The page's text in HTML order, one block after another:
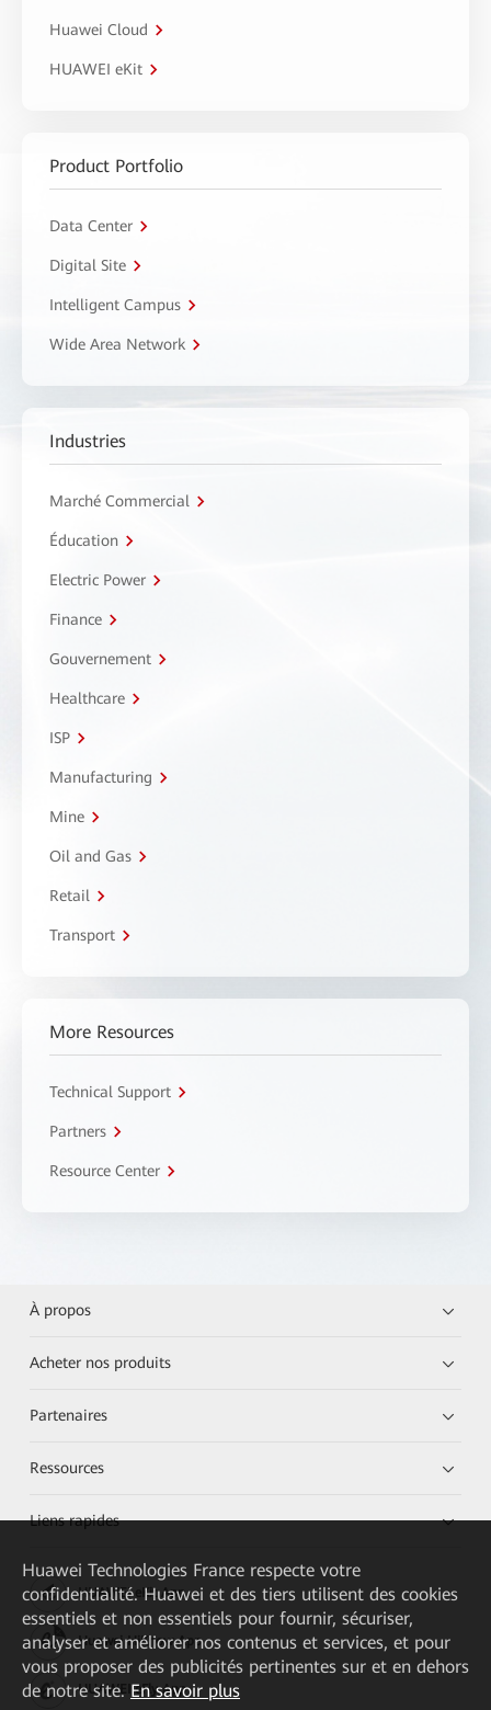
Huawei Cloud
HUAWEI eKit
Product Portfolio
Data Center
Digital Site
Intelligent Campus
Wide Area Network
Industries
Marché Commercial
Éducation
Electric Power
Finance
Gouvernement
Healthcare
ISP
Manufacturing
Mine
Oil and Gas
Retail
Transport
More Resources
Technical Support
Partners
Resource Center
À propos
Acheter nos produits
Partenaires
Ressources
Liens rapides
HUAWEI eKit App
Huawei HiKnow App
HUAWEI eFly App
Huawei Technologies France respecte votre
confidentialité. Huawei et des tiers utilisent des cookies
essentiels et non essentiels pour fournir, sécuriser,
analyser et améliorer nos contenus et services, et pour
vous proposer des publicités pertinentes sur et en dehors
de notre site. En savoir plus